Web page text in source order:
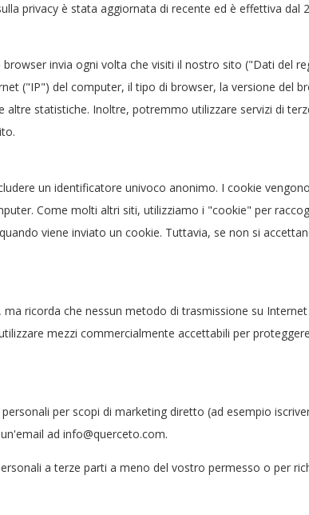
privacy è stata aggiornata di recente ed è effettiva dal
invia ogni volta che visiti il nostro sito ("Dati del
("IP") del computer, il tipo di browser, la versione del
statistiche. Inoltre, potremmo utilizzare servizi di
un identificatore univoco anonimo. I cookie
Come molti altri siti, utilizziamo i "cookie" per
viene inviato un cookie. Tuttavia, se non si
ricorda che nessun metodo di trasmissione su
mezzi commercialmente accettabili per
per scopi di marketing diretto (ad esempio
ad info@querceto.com.
a terze parti a meno del vostro permesso o per